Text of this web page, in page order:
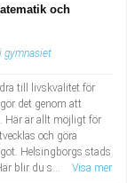
och
gymnasiet
till livskvalitet för
det genom att
Här är allt möjligt för
och göra
Helsingborgs stads
blir du s...
Visa mer